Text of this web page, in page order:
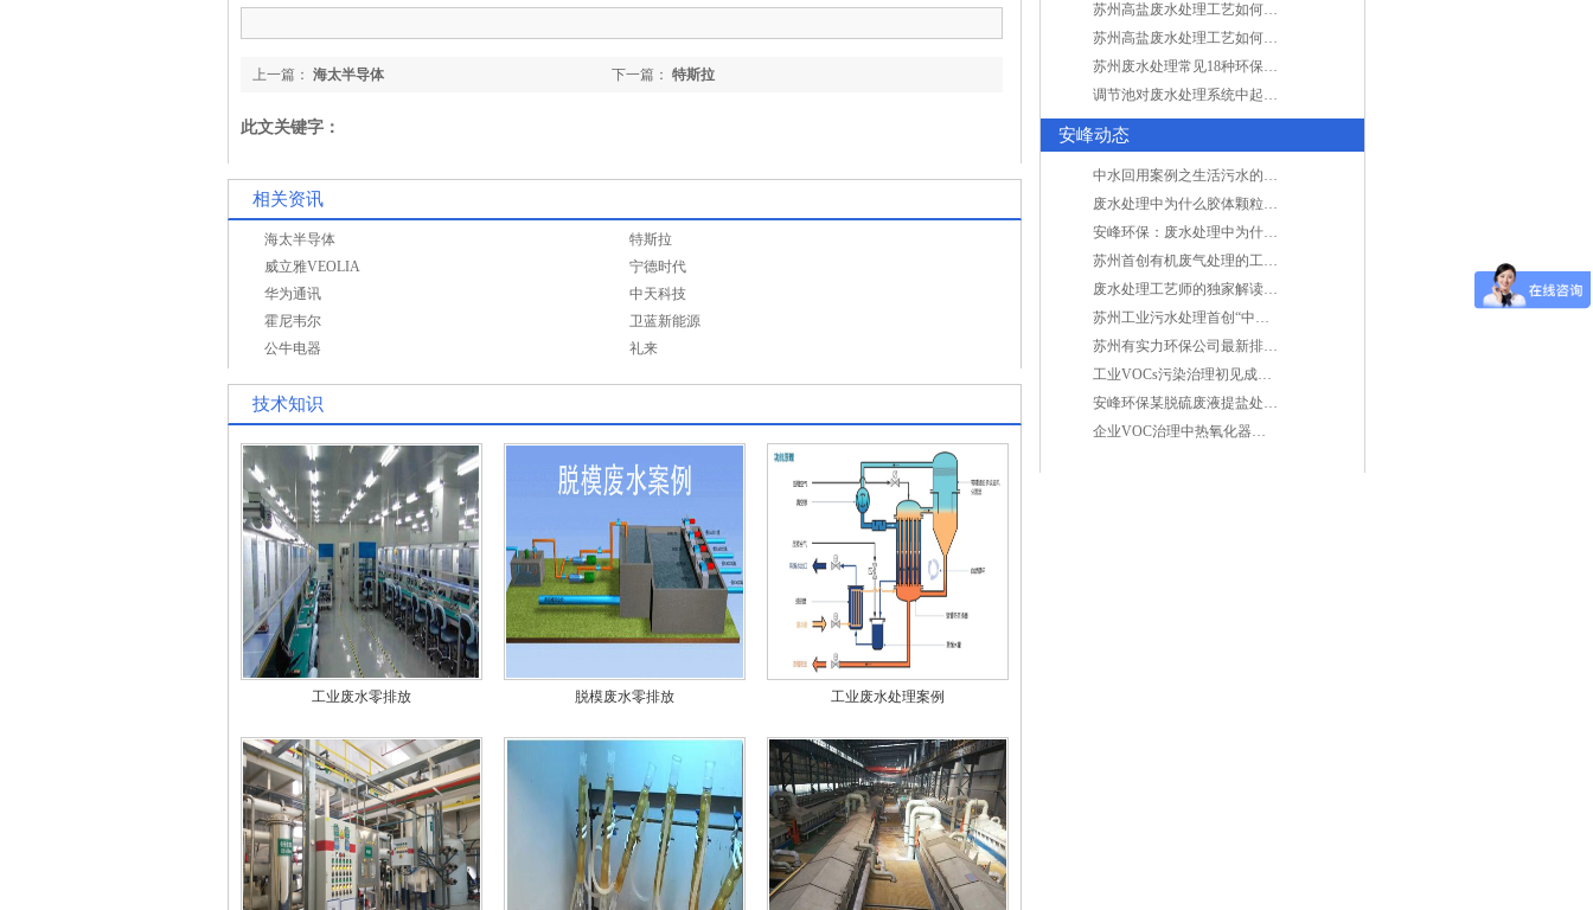
下一篇： 特斯拉
上一篇： 海太半导体
此文关键字：
相关资讯
海太半导体
特斯拉
威立雅VEOLIA
宁德时代
华为通讯
中天科技
霍尼韦尔
卫蓝新能源
公牛电器
礼来
技术知识
工业废水零排放 脱模废水零排放 工业废水处理案例
苏州高盐废水处理工艺如何实现行业升级
苏州高盐废水处理工艺如何实现行业升级
苏州废水处理常见18种环保术语，秒懂！
调节池对废水处理系统中起到怎样的作用？
安峰动态
中水回用案例之生活污水的二次处理利用
废水处理中为什么胶体颗粒不易自然沉降?
安峰环保：废水处理中为什么胶体颗粒不易自然沉降?
苏州首创有机废气处理的工艺测试
废水处理工艺师的独家解读废水处理知识
苏州工业污水处理首创“中水”回用经济
苏州有实力环保公司最新排名/知名环保公司有哪些?
工业VOCs污染治理初见成效：地球比20年前更绿
安峰环保某脱硫废液提盐处理项目验收成功
企业VOC治理中热氧化器如何安全运行？